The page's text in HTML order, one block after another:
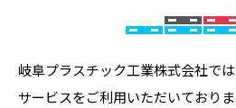
岐阜プラスチック工業株式会社で
サービスをご利用いただいており